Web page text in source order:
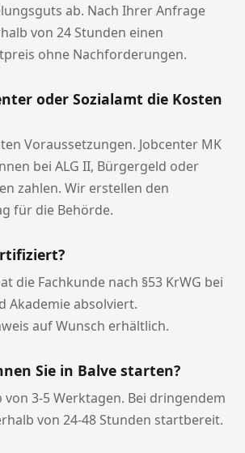
ab. Nach Ihrer Anfrage
von 24 Stunden einen
ohne Nachforderungen.
oder Sozialamt die Kosten
Voraussetzungen. Jobcenter MK
bei ALG II, Bürgergeld oder
zahlen. Wir erstellen den
für die Behörde.
die Fachkunde nach §53 KrWG bei
Akademie absolviert.
auf Wunsch erhältlich.
Sie in Balve starten?
3-5 Werktagen. Bei dringendem
von 24-48 Stunden startbereit.